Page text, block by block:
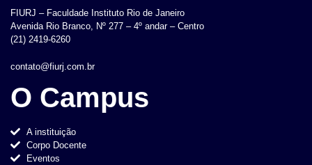
FIURJ – Faculdade Instituto Rio de Janeiro
Avenida Rio Branco, Nº 277 – 4º andar – Centro
(21) 2419-6260
contato@fiurj.com.br
O Campus
A instituição
Corpo Docente
Eventos